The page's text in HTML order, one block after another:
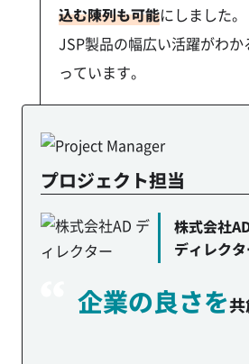
込む陳列も可能にしました。
JSP製品の幅広い活躍がわ
っています。
プロジェクト担当
株式会社
ディレク
企業の良さを共